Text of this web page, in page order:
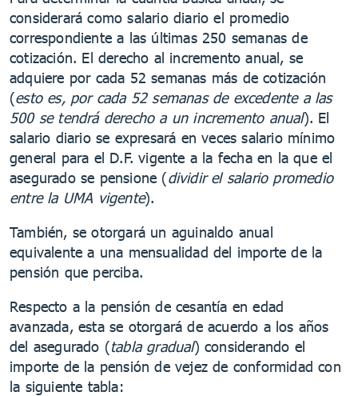
considerará como salario diario el promedio
correspondiente a las últimas 250 semanas de
cotización. El derecho al incremento anual, se
adquiere por cada 52 semanas más de cotización
(esto es, por cada 52 semanas de excedente a las
500 se tendrá derecho a un incremento anual). El
salario diario se expresará en veces salario mínimo
general para el D.F. vigente a la fecha en la que el
asegurado se pensione (dividir el salario promedio
entre la UMA vigente).
También, se otorgará un aguinaldo anual
equivalente a una mensualidad del importe de la
pensión que perciba.
Respecto a la pensión de cesantía en edad
avanzada, esta se otorgará de acuerdo a los años
del asegurado (tabla gradual) considerando el
importe de la pensión de vejez de conformidad con
la siguiente tabla: